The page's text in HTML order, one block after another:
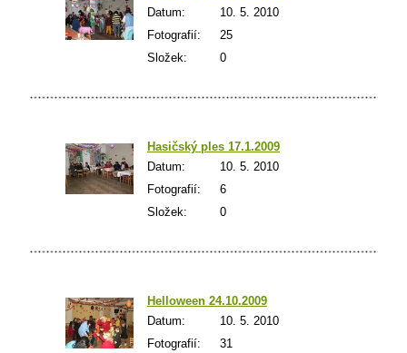
Datum:
10. 5. 2010
Fotografií:
25
Složek:
0
Hasičský ples 17.1.2009
Datum:
10. 5. 2010
Fotografií:
6
Složek:
0
Helloween 24.10.2009
Datum:
10. 5. 2010
Fotografií:
31